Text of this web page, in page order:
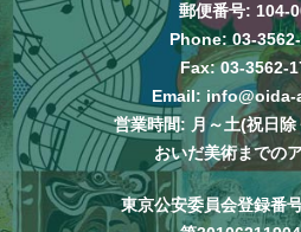
郵便番号: 104-
Phone: 03-
Fax: 03-3562-
Email: info@oida-
営業時間: 月～土(祝日
おいだ美術までの
東京公安委員会登録番